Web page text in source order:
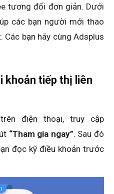
tương đối đơn giản. Dưới
các bạn người mới thao
bạn hãy cùng Adsplus
khoản tiếp thị liên
điện thoại, truy cập
“Tham gia ngay”. Sau đó
đọc kỹ điều khoản trước